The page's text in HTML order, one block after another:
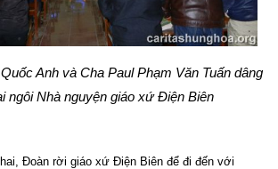
Anh và Cha Paul Phạm Văn Tuấn dâng
ngôi Nhà nguyện giáo xứ Điện Biên
Đoàn rời giáo xứ Điện Biên để đi đến với